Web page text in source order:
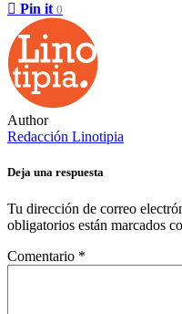
Pin it 0
Author
Redacción Linotipia
Deja una respuesta
Tu dirección de correo
obligatorios están marcados
Comentario *